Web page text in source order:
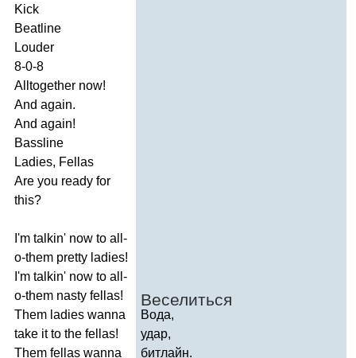
Kick
Beatline
Louder
8-0-8
Alltogether now!
And again.
And again!
Bassline
Ladies, Fellas
Are you ready for
this?
I'm talkin' now to all-
o-them pretty ladies!
I'm talkin' now to all-
o-them nasty fellas!
Them ladies wanna
take it to the fellas!
Them fellas wanna
Веселиться
Вода,
удар,
битлайн.